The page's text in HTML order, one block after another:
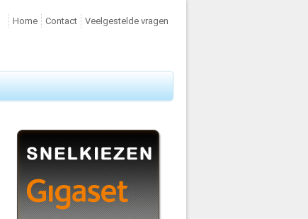
Home Contact Veelgestelde vragen